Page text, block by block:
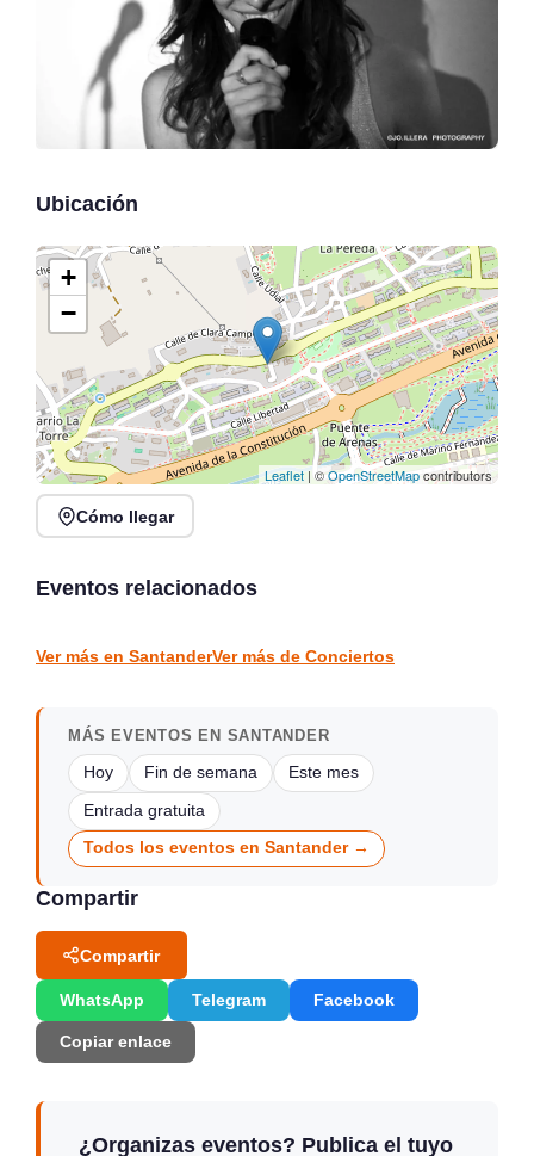
Ubicación
+
−
Leaflet | ©OpenStreetMapcontributors
Cómo llegar
Eventos relacionados
Verano Mix Fiesta de
Santander
Ver más en SantanderVer más de Conciertos
MÁS EVENTOS EN SANTANDER
Hoy Fin de semana Este mes
Entrada gratuita
Todos los eventos en Santander →
Compartir
Compartir
WhatsApp Telegram Facebook
Copiar enlace
¿Organizas eventos? Publica el tuyo